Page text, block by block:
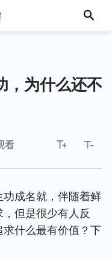
，为什么还不
看
成名就，伴随着鲜
但是很少有人反
什么最有价值？下